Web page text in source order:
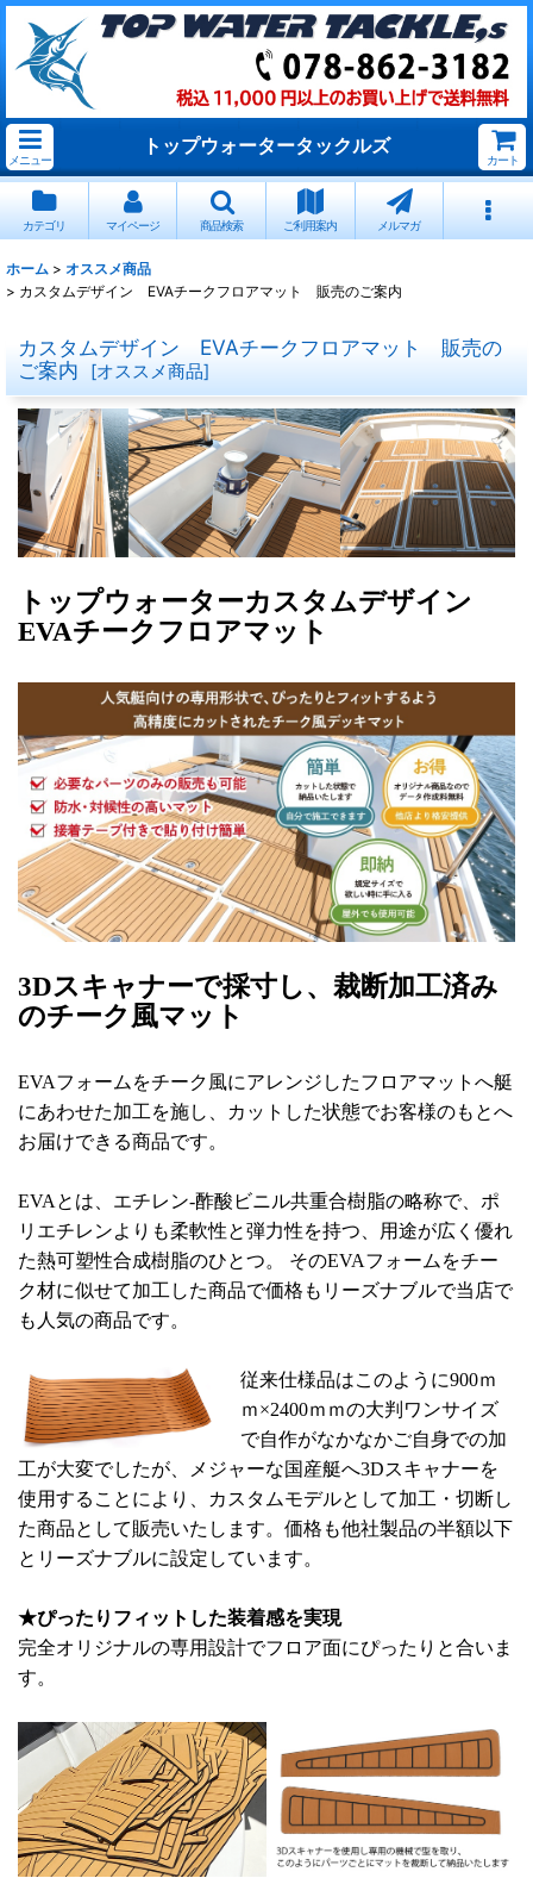
メニュー
トップウォータータックルズ
カート
カテゴリ マイページ 商品検索 ご利用案内 メルマガ
ホーム > オススメ商品
> カスタムデザイン EVAチークフロアマット 販売のご案内
カスタムデザイン EVAチークフロアマット 販売の
ご案内
[オススメ商品]
トップウォーターカスタムデザイン
EVAチークフロアマット
3Dスキャナーで採寸し、裁断加工済み
のチーク風マット
EVAフォームをチーク風にアレンジしたフロアマットへ艇
にあわせた加工を施し、カットした状態でお客様のもとへ
お届けできる商品です。
EVAとは、エチレン-酢酸ビニル共重合樹脂の略称で、ポ
リエチレンよりも柔軟性と弾力性を持つ、用途が広く優れ
た熱可塑性合成樹脂のひとつ。 そのEVAフォームをチー
ク材に似せて加工した商品で価格もリーズナブルで当店で
も人気の商品です。
従来仕様品はこのように900ｍ
ｍ×2400ｍｍの大判ワンサイズ
で自作がなかなかご自身での加
工が大変でしたが、メジャーな国産艇へ3Dスキャナーを
使用することにより、カスタムモデルとして加工・切断し
た商品として販売いたします。価格も他社製品の半額以下
とリーズナブルに設定しています。
★ぴったりフィットした装着感を実現
完全オリジナルの専用設計でフロア面にぴったりと合いま
す。